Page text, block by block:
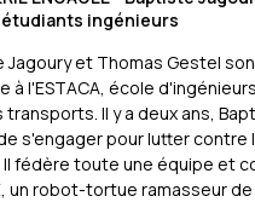
ingénieurs
Jagoury et Thomas Gestel
à l'ESTACA, école
transports. Il y a deux ans,
s'engager pour lutter contre
fédère toute une équipe et
un robot-tortue ramasseur